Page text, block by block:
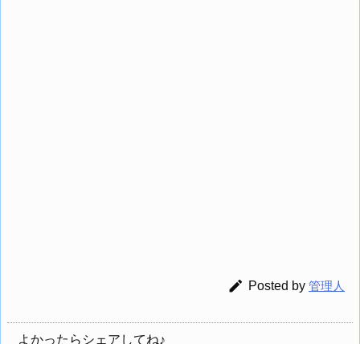
 Posted by 管理人
よかったらシェアしてね♪